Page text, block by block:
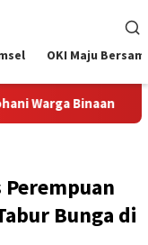
OKI Maju
Lapas Narkotika
Bunga di